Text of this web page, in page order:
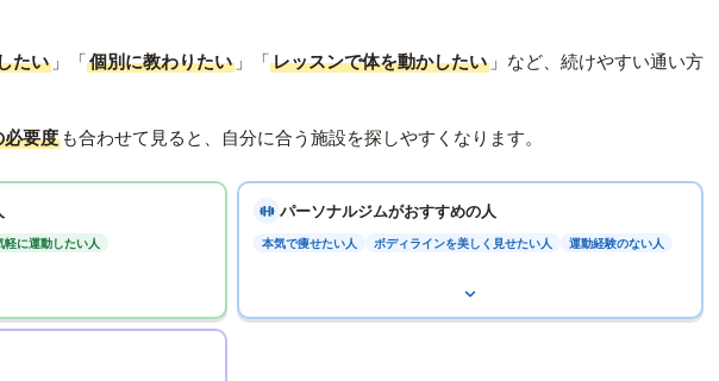
たい 」「個別に教わりたい 」「レッスンで体を動かしたい 」など、続けやすい通い方
必要度 も合わせて見ると、自分に合う施設を探しやすくなります。
軽に運動したい人
パーソナルジムがおすすめの人
本気で痩せたい人 ボディラインを美しく見せたい人 運動経験のない人